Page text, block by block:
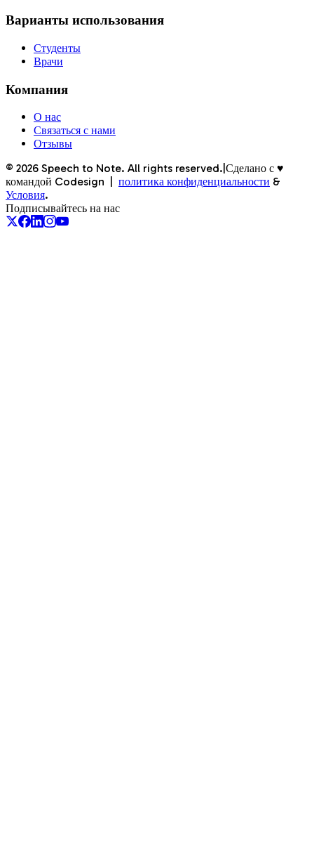
Варианты использования
Студенты
Врачи
Компания
О нас
Связаться с нами
Отзывы
© 2026 Speech to Note. All rights reserved. Сделано с ♥
командой Codesign
политика конфиденциальности &
Условия.
Подписывайтесь на нас